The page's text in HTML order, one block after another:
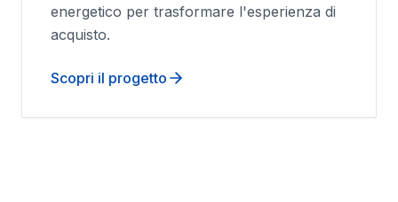
energetico per trasformare l'esperienza di
acquisto.
Scopri il progetto